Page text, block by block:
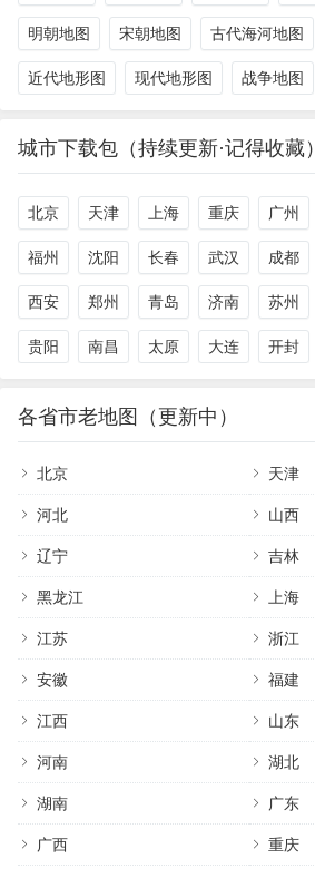
明朝地图 宋朝地图 古代海河地图
近代地形图 现代地形图 战争地图
城市下载包（持续更新·记得收藏）
北京 天津 上海 重庆 广州
福州 沈阳 长春 武汉 成都
西安 郑州 青岛 济南 苏州
贵阳 南昌 太原 大连 开封
各省市老地图（更新中）
北京 天津
河北 山西
辽宁 吉林
黑龙江 上海
江苏 浙江
安徽 福建
江西 山东
河南 湖北
湖南 广东
广西 重庆